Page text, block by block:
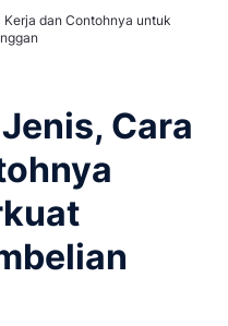
dan Contohnya untuk
Cara